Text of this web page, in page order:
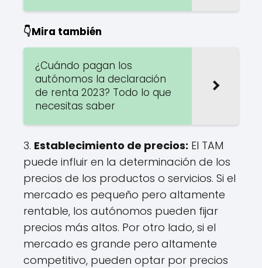
👇Mira también
¿Cuándo pagan los
autónomos la declaración
de renta 2023? Todo lo que
necesitas saber
3. Establecimiento de precios: El TAM
puede influir en la determinación de los
precios de los productos o servicios. Si el
mercado es pequeño pero altamente
rentable, los autónomos pueden fijar
precios más altos. Por otro lado, si el
mercado es grande pero altamente
competitivo, pueden optar por precios